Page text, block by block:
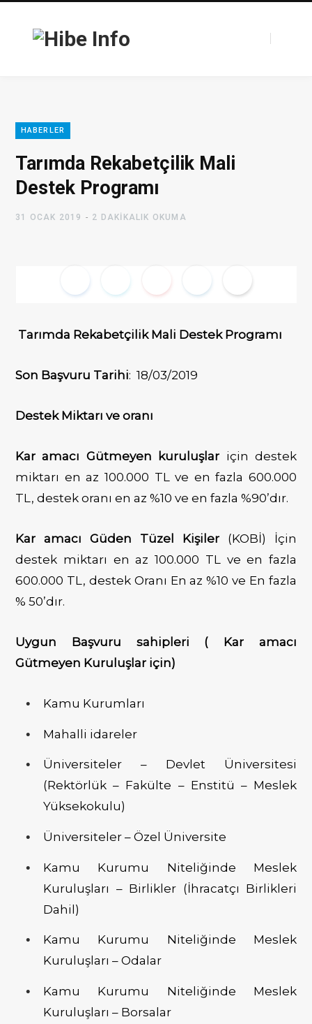
e
HABERLER
Tarımda Rekabetçilik Mali
Destek Programı
31 OCAK 2019 2 DAKIKALIK OKUMA
Tarımda Rekabetçilik Mali Destek Programı
Son Başvuru Tarihi: 18/03/2019
Destek Miktarı ve oranı
Kar amacı Gütmeyen kuruluşlar için destek
miktarı en az 100.000 TL ve en fazla 600.000
TL, destek oranı en az %10 ve en fazla %90’dır.
Kar amacı Güden Tüzel Kişiler (KOBİ) İçin
destek miktarı en az 100.000 TL ve en fazla
600.000 TL, destek Oranı En az %10 ve En fazla
% 50’dır.
Uygun Başvuru sahipleri ( Kar amacı
Gütmeyen Kuruluşlar için)
Kamu Kurumları
Mahalli idareler
Üniversiteler – Devlet Üniversitesi
(Rektörlük – Fakülte – Enstitü – Meslek
Yüksekokulu)
Üniversiteler – Özel Üniversite
Kamu Kurumu Niteliğinde Meslek
Kuruluşları – Birlikler (İhracatçı Birlikleri
Dahil)
Kamu Kurumu Niteliğinde Meslek
Kuruluşları – Odalar
Kamu Kurumu Niteliğinde Meslek
Kuruluşları – Borsalar